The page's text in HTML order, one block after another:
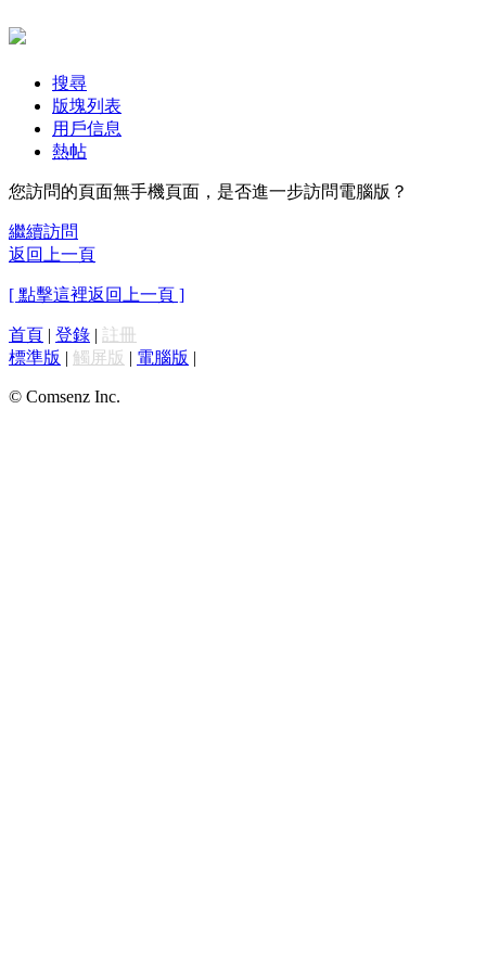
搜尋
版塊列表
用戶信息
熱帖
您訪問的頁面無手機頁面，是否進一步訪問電腦版？
繼續訪問
返回上一頁
[ 點擊這裡返回上一頁 ]
首頁 | 登錄 | 註冊
標準版 | 觸屏版 | 電腦版 |
© Comsenz Inc.